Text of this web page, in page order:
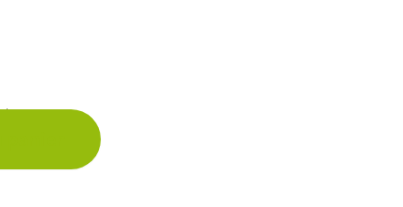
& Graines Spéciales Semis
& Graines Spéciales petit
12 cm